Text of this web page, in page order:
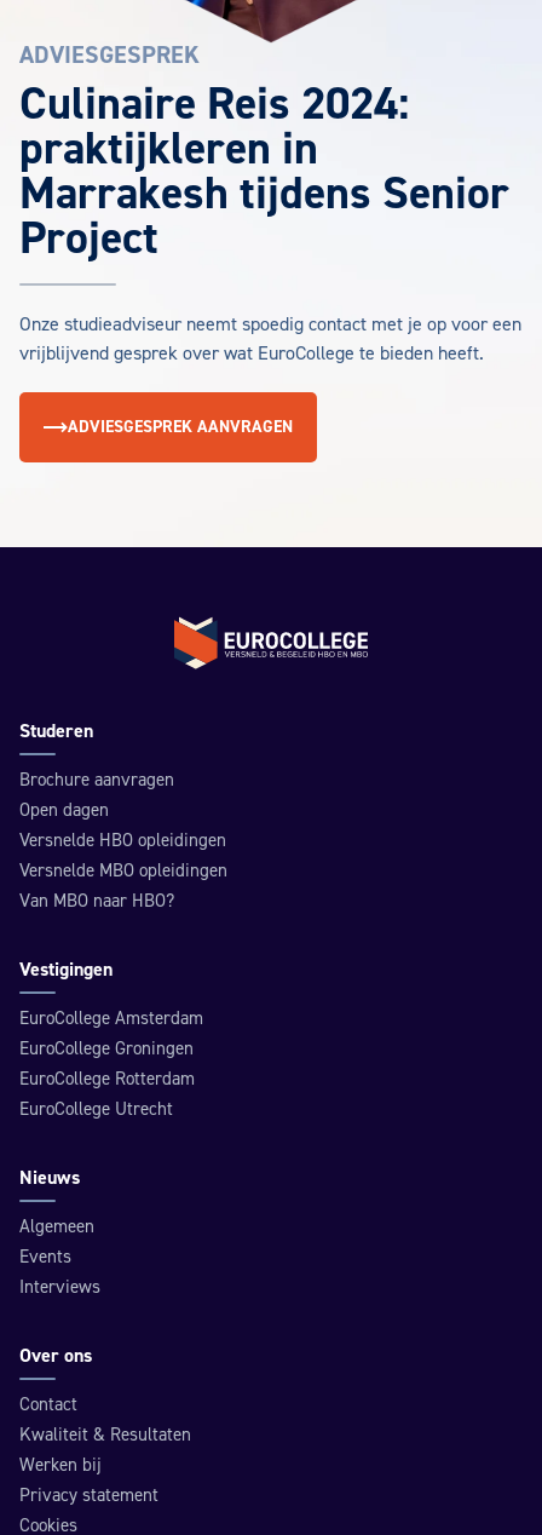
ADVIESGESPREK
Culinaire Reis 2024:
praktijkleren in
Marrakesh tijdens Senior
Project
Onze studieadviseur neemt spoedig contact met je op voor een
vrijblijvend gesprek over wat EuroCollege te bieden heeft.
ADVIESGESPREK AANVRAGEN
Terug naar de homepage
Studeren
Brochure aanvragen
Open dagen
Versnelde HBO opleidingen
Versnelde MBO opleidingen
Van MBO naar HBO?
Vestigingen
EuroCollege Amsterdam
EuroCollege Groningen
EuroCollege Rotterdam
EuroCollege Utrecht
Nieuws
Algemeen
Events
Interviews
Over ons
Contact
Kwaliteit & Resultaten
Werken bij
Privacy statement
Cookies